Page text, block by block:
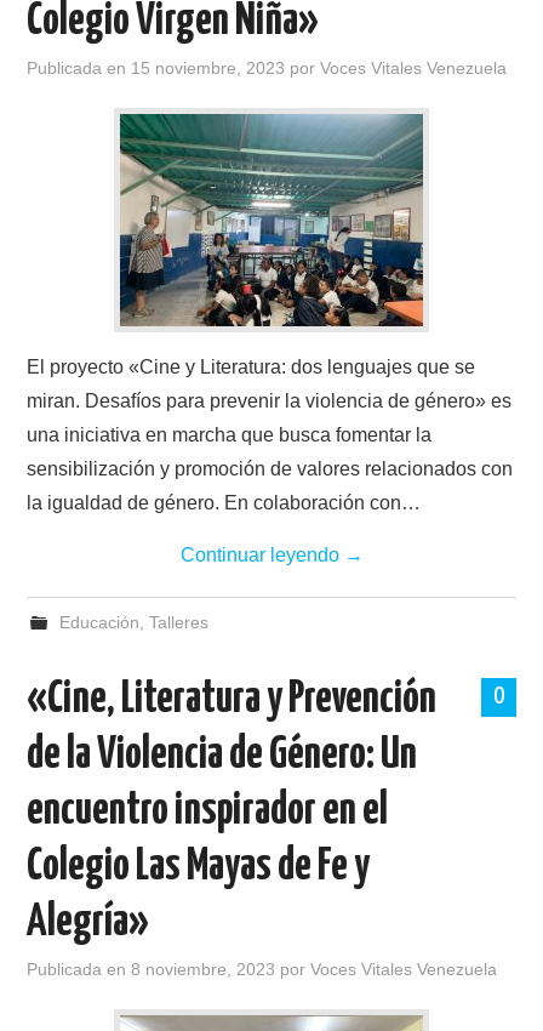
Colegio Virgen Niña»
Publicada en 15 noviembre, 2023 porVoces Vitales Venezuela
El proyecto «Cine y Literatura: dos lenguajes que se
miran. Desafíos para prevenir la violencia de género» es
una iniciativa en marcha que busca fomentar la
sensibilización y promoción de valores relacionados con
la igualdad de género. En colaboración con…
Continuar leyendo →
Educación Talleres
0
«Cine, Literatura y Prevención
de la Violencia de Género: Un
encuentro inspirador en el
Colegio Las Mayas de Fe y
Alegría»
Publicada en8 noviembre, 2023 porVoces Vitales Venezuela